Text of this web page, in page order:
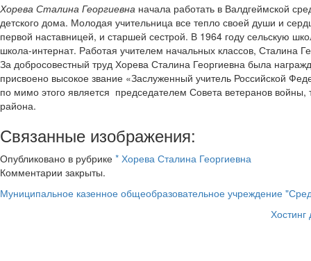
Хорева Сталина Георгиевна начала работать в Валдгеймской
детского дома. Молодая учительница все тепло своей души и
первой наставницей, и старшей сестрой. В 1964 году сельскую
школа-интернат. Работая учителем начальных классов, Сталина
За добросовестный труд Хорева Сталина Георгиевна была
присвоено высокое звание «Заслуженный учитель Российской
по мимо этого является председателем Совета ветеранов
района.
Связанные изображения:
Опубликовано в рубрике * Хорева Сталина Георгиевна
Комментарии закрыты.
Муниципальное казенное общеобразовательное учреждение
Хостинг